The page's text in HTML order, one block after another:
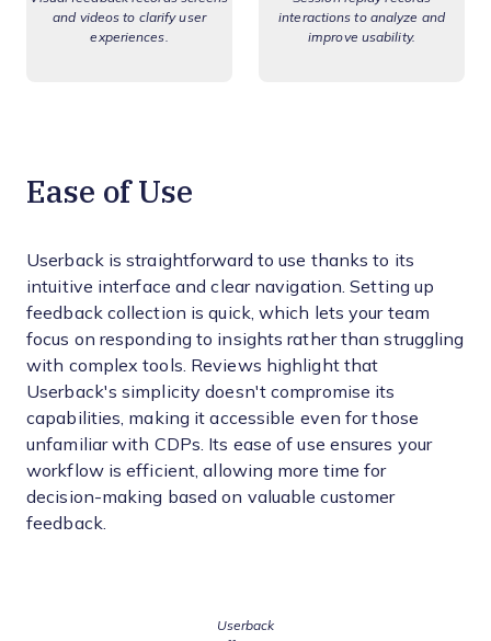
and videos to clarify user
experiences.
interactions to analyze and
improve usability.
Ease of Use
Userback is straightforward to use thanks to its
intuitive interface and clear navigation. Setting up
feedback collection is quick, which lets your team
focus on responding to insights rather than struggling
with complex tools. Reviews highlight that
Userback's simplicity doesn't compromise its
capabilities, making it accessible even for those
unfamiliar with CDPs. Its ease of use ensures your
workflow is efficient, allowing more time for
decision-making based on valuable customer
feedback.
Userback